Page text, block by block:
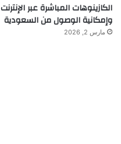
الكازينوهات المباشرة عبر الإنترنت
وإمكانية الوصول من السعودية
مارس 2, 2026